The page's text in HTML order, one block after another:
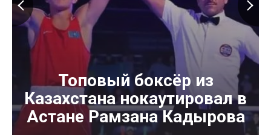
Топовый боксёр из
Казахстана нокаутировал в
Астане Рамзана Кадырова